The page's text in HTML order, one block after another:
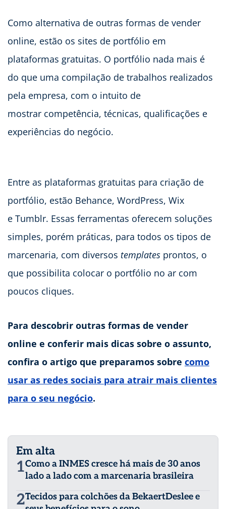
Como alternativa de outras formas de vender
online, estão os sites de portfólio em
plataformas gratuitas. O portfólio nada mais é
do que uma compilação de trabalhos realizados
pela empresa, com o intuito de
mostrar competência, técnicas, qualificações e
experiências do negócio.
Entre as plataformas gratuitas para criação de
portfólio, estão Behance, WordPress, Wix
e Tumblr. Essas ferramentas oferecem soluções
simples, porém práticas, para todos os tipos de
marcenaria, com diversos templates prontos, o
que possibilita colocar o portfólio no ar com
poucos cliques.
Para descobrir outras formas de vender
online e conferir mais dicas sobre o assunto,
confira o artigo que preparamos sobre como
usar as redes sociais para atrair mais clientes
para o seu negócio.
Em alta
1Como a INMES cresce há mais de 30 anos
lado a lado com a marcenaria brasileira
2Tecidos para colchões da BekaertDeslee e